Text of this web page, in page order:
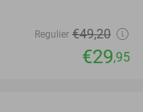
Regulier €49,20
€29,95